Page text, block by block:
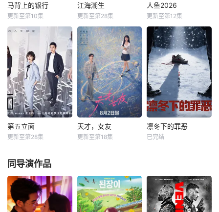
sp; &amp;nbsp; &a
mp;
mp;nbsp; &amp;nb
sp; &amp;nbsp; &a
都市青年返乡主
题，以女主角黄小
饰）从大城市返回
家乡郁南
马背上的银行
王全有
每天 更2抗战期
间，日伪政府强行
推广、使用由“中国
准备银行”发行的伪
钞货币。根据党中
央指示，高景波、
徐邵梁、孙希光和
黄鹰等人开始筹备
建立冀南银行，手
艺人张宝田在共产
命。
马背上的银行
更新至第10集
江海潮生
郝平
每天 20点更2本剧
讲述了状元实业家
张謇创办大生企
业，实业报国的故
事。甲午战争后，
国家蒙羞，张謇虽
高中状元，却渴望
寻求强国之路。他
毅然弃政从商，殚
精竭虑，创办了中
江海潮生
更新至第28集
人鱼2026
黄杨钿甜
每天 更2就读于职
业中学培训部的花
季女生苏琳（黄杨
钿甜 饰），虽自小
被父母忽视，在艰
苦环境中长大，但
她始终刻苦学习，
憧憬未来。为此，
苏琳苦练口语并争
取到了英文朗诵剧
人鱼2026
更新至第12集
第五立面
每天 更1该剧围绕
四位建筑师展开，
讲述了他们在中意
合作项目中面对专
业挑战与境外竞
第五立面
更新至第28集
天才，女友
同同名小说改编。
江逾白长大以后，
林知夏忽然对他
说：“江逾白，我喜
天才，女友
更新至第18集
凛冬下的罪恶
末，怒河市刑侦支
队在无普及监控、
无DNA鉴定技术的
支持下，通过摸
凛冬下的罪恶
已完结
同导演作品